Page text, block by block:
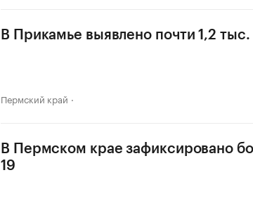
В Прикамье выявлено почти 1,2 тыс.
Пермский край
В Пермском крае зафиксировано
19